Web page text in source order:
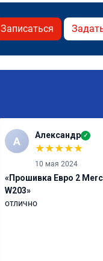
Записаться
А Александр ✓
★★★★★
10 мая 2024
«Прошивка Евро 2
W203»
отлично